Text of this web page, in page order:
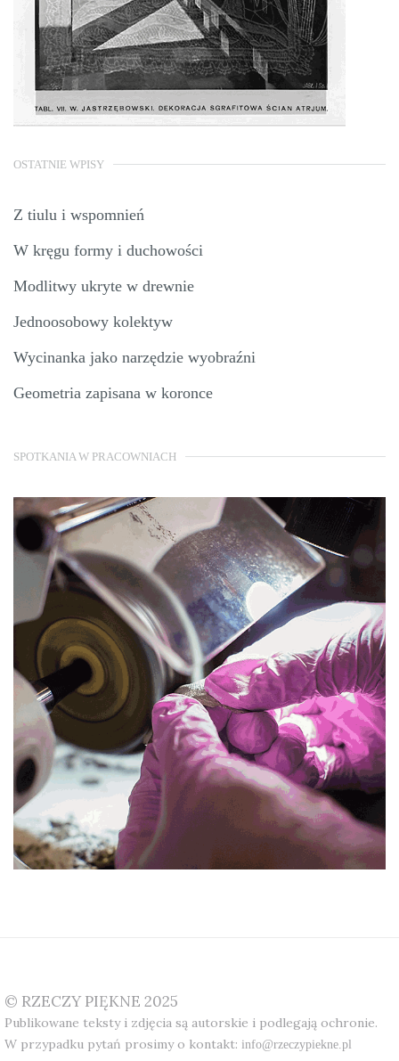
OSTATNIE WPISY
Z tiulu i wspomnień
W kręgu formy i duchowości
Modlitwy ukryte w drewnie
Jednoosobowy kolektyw
Wycinanka jako narzędzie wyobraźni
Geometria zapisana w koronce
SPOTKANIA W PRACOWNIACH
© RZECZY PIĘKNE 2025
Publikowane teksty i zdjęcia są autorskie i podlegają ochronie.
W przypadku pytań prosimy o kontakt: info@rzeczypiekne.pl